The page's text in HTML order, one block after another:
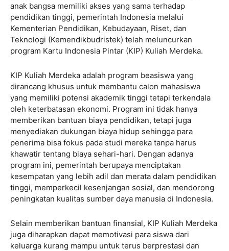
anak bangsa memiliki akses yang sama terhadap
pendidikan tinggi, pemerintah Indonesia melalui
Kementerian Pendidikan, Kebudayaan, Riset, dan
Teknologi (Kemendikbudristek) telah meluncurkan
program Kartu Indonesia Pintar (KIP) Kuliah Merdeka.
KIP Kuliah Merdeka adalah program beasiswa yang
dirancang khusus untuk membantu calon mahasiswa
yang memiliki potensi akademik tinggi tetapi terkendala
oleh keterbatasan ekonomi. Program ini tidak hanya
memberikan bantuan biaya pendidikan, tetapi juga
menyediakan dukungan biaya hidup sehingga para
penerima bisa fokus pada studi mereka tanpa harus
khawatir tentang biaya sehari-hari. Dengan adanya
program ini, pemerintah berupaya menciptakan
kesempatan yang lebih adil dan merata dalam pendidikan
tinggi, memperkecil kesenjangan sosial, dan mendorong
peningkatan kualitas sumber daya manusia di Indonesia.
Selain memberikan bantuan finansial, KIP Kuliah Merdeka
juga diharapkan dapat memotivasi para siswa dari
keluarga kurang mampu untuk terus berprestasi dan